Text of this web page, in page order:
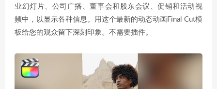
业幻灯片、公司广播、董事会和股东会议、促销和活动视
频中，以显示各种信息。用这个最新的动态动画Final Cut模
板给您的观众留下深刻印象。不需要插件。